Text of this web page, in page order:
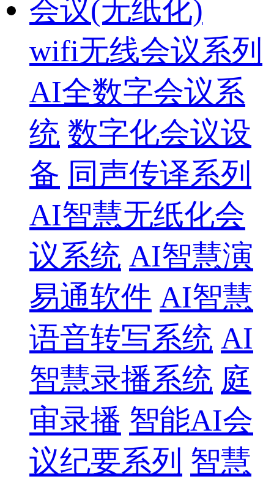
会议(无纸化)
wifi无线会议系列
AI全数字会议系
统 数字化会议设
备 同声传译系列
AI智慧无纸化会
议系统 AI智慧演
易通软件 AI智慧
语音转写系统 AI
智慧录播系统 庭
审录播 智能AI会
议纪要系列 智慧